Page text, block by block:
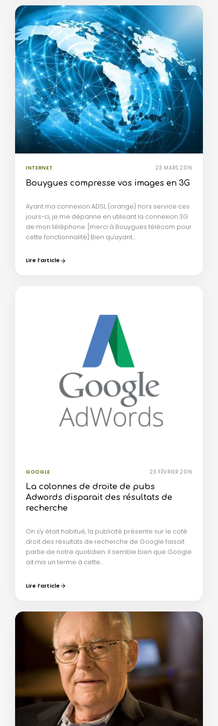
INTERNET 23 MARS 2016
Bouygues compresse vos images en 3G
Ayant ma connexion ADSL (orange) hors service ces
jours-ci, je me dépanne en utilisant la connexion 3G
de mon téléphone. [merci à Bouygues télécom pour
cette fonctionnalité] Bien qu'ayant…
Lire l’article
GOOGLE 23 FÉVRIER 2016
La colonnes de droite de pubs
Adwords disparait des résultats de
recherche
On s'y était habitué, la publicité présente sur le coté
droit des résultats de recherche de Google faisait
partie de notre quotidien. Il semble bien que Google
ait mis un terme à cette…
Lire l’article